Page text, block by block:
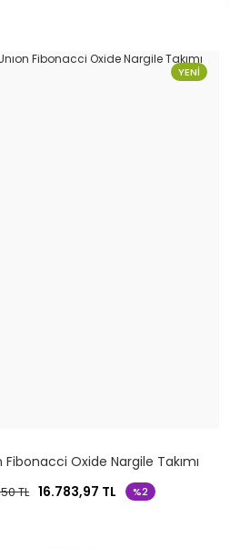
YENİ
Fibonacci Oxide Nargile Takımı
TL 16.783,97 TL %2